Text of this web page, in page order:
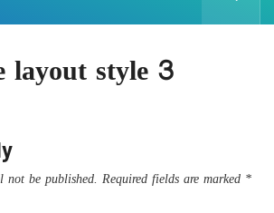
layout style 3
not be published. Required fields are marked *